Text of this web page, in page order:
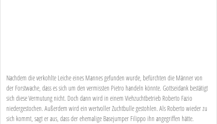
Nachdem die verkohlte Leiche eines Mannes gefunden wurde, befürchten die Männer von
der Forstwache, dass es sich um den vermissten Pietro handeln könnte. Gottseidank bestätigt
sich diese Vermutung nicht. Doch dann wird in einem Viehzuchtbetrieb Roberto Fazio
niedergestochen. Außerdem wird ein wertvoller Zuchtbulle gestohlen. Als Roberto wieder zu
sich kommt, sagt er aus, dass der ehemalige Basejumper Filippo ihn angegriffen hätte.